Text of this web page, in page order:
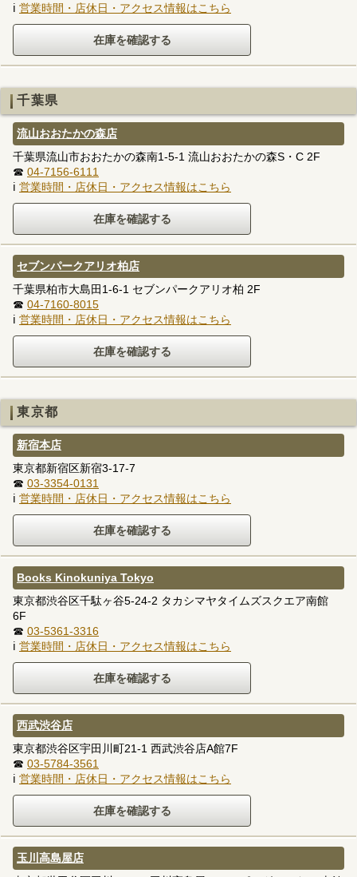
ℹ 営業時間・店休日・アクセス情報はこちら
千葉県
流山おおたかの森店
千葉県流山市おおたかの森南1-5-1 流山おおたかの森S・C 2F
☎ 04-7156-6111
ℹ 営業時間・店休日・アクセス情報はこちら
セブンパークアリオ柏店
千葉県柏市大島田1-6-1 セブンパークアリオ柏 2F
☎ 04-7160-8015
ℹ 営業時間・店休日・アクセス情報はこちら
東京都
新宿本店
東京都新宿区新宿3-17-7
☎ 03-3354-0131
ℹ 営業時間・店休日・アクセス情報はこちら
Books Kinokuniya Tokyo
東京都渋谷区千駄ヶ谷5-24-2 タカシマヤタイムズスクエア南館
6F
☎ 03-5361-3316
ℹ 営業時間・店休日・アクセス情報はこちら
西武渋谷店
東京都渋谷区宇田川町21-1 西武渋谷店A館7F
☎ 03-5784-3561
ℹ 営業時間・店休日・アクセス情報はこちら
玉川高島屋店